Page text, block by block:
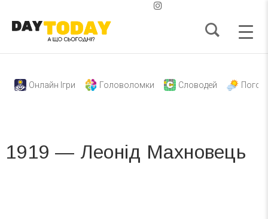
Онлайн Ігри Головоломки Словодей
1919 — Леонід Махновець